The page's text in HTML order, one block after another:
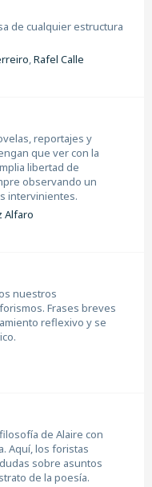
de cualquier estructura
Rafel Calle
reportajes y
que ver con la
libertad de
observando un
intervinientes.
Alfaro
nuestros
Frases breves
reflexivo y se
de Alaire con
Aquí, los foristas
sobre asuntos
de la poesía.